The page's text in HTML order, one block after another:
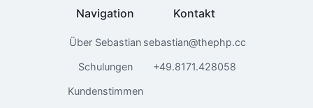
Navigation
Über Sebastian
Schulungen
Kundenstimmen
Kontakt
sebastian@thephp.cc
+49.8171.428058